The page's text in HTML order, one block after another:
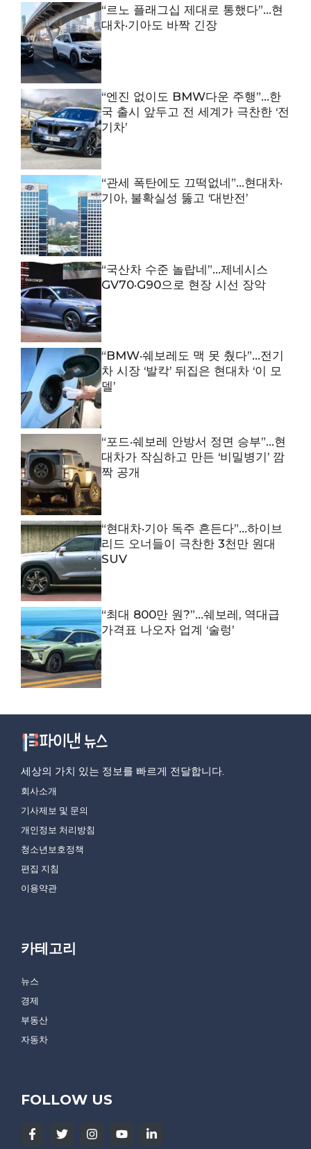
“르노 플래그십 제대로 통했다”…현
대차·기아도 바짝 긴장
“엔진 없이도 BMW다운 주행”…한
국 출시 앞두고 전 세계가 극찬한 ‘전
기차’
“관세 폭탄에도 끄떡없네”…현대차·
기아, 불확실성 뚫고 ‘대반전’
“국산차 수준 놀랍네”…제네시스
GV70·G90으로 현장 시선 장악
“BMW·쉐보레도 맥 못 췄다”…전기
차 시장 ‘발칵’ 뒤집은 현대차 ‘이 모
델’
“포드·쉐보레 안방서 정면 승부”…현
대차가 작심하고 만든 ‘비밀병기’ 깜
짝 공개
“현대차·기아 독주 흔든다”…하이브
리드 오너들이 극찬한 3천만 원대
SUV
“최대 800만 원?”…쉐보레, 역대급
가격표 나오자 업계 ‘술렁’
세상의 가치 있는 정보를 빠르게 전달합니다.
회사소개
기사제보 및 문의
개인정보 처리방침
청소년보호정책
편집 지침
이용약관
카테고리
뉴스
경제
부동산
자동차
FOLLOW US